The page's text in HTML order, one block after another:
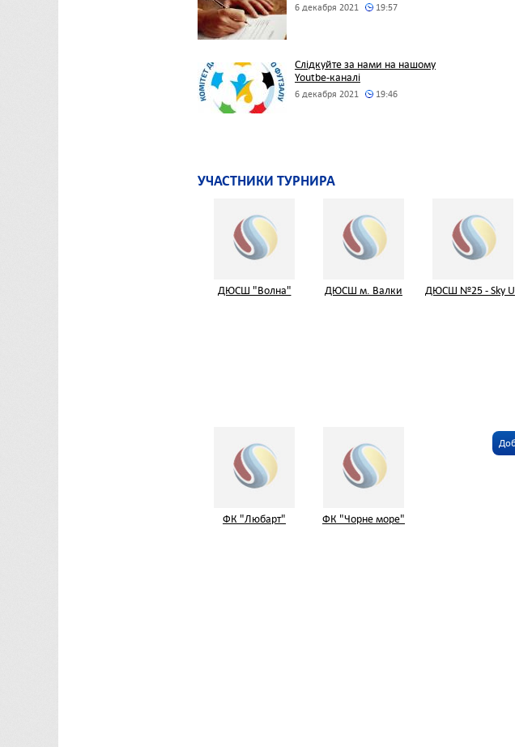
6 декабря 2021 19:57
Слідкуйте за нами на нашому
Youtbe-каналі
6 декабря 2021 19:46
УЧАСТНИКИ ТУРНИРА
ДЮСШ "Волна" ДЮСШ м. Валки ДЮСШ №25 - Sky
ФК "Любарт" ФК "Чорне море"